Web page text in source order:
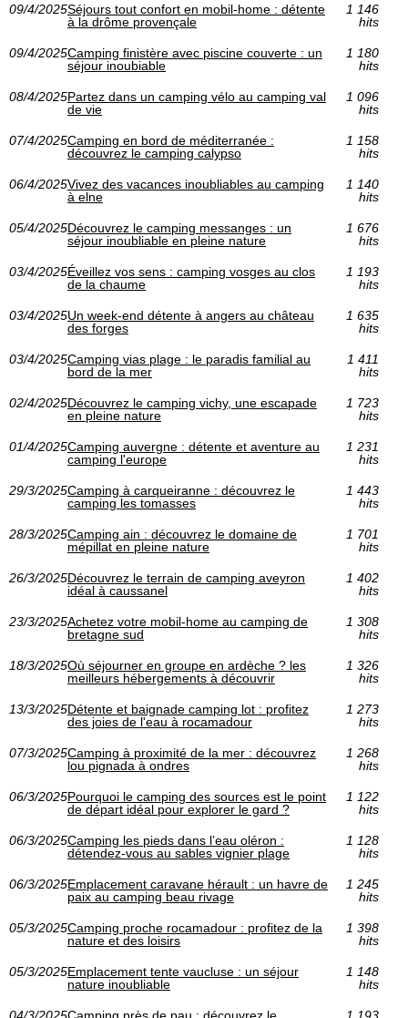
09/4/2025Séjours tout confort en mobil-home : détente
à la drôme provençale
1 146
hits
09/4/2025Camping finistère avec piscine couverte : un
séjour inoubiable
1 180
hits
08/4/2025Partez dans un camping vélo au camping val
de vie
1 096
hits
07/4/2025Camping en bord de méditerranée :
découvrez le camping calypso
1 158
hits
06/4/2025Vivez des vacances inoubliables au camping
à elne
1 140
hits
05/4/2025Découvrez le camping messanges : un
séjour inoubliable en pleine nature
1 676
hits
03/4/2025Éveillez vos sens : camping vosges au clos
de la chaume
1 193
hits
03/4/2025Un week-end détente à angers au château
des forges
1 635
hits
03/4/2025Camping vias plage : le paradis familial au
bord de la mer
1 411
hits
02/4/2025Découvrez le camping vichy, une escapade
en pleine nature
1 723
hits
01/4/2025Camping auvergne : détente et aventure au
camping l'europe
1 231
hits
29/3/2025Camping à carqueiranne : découvrez le
camping les tomasses
1 443
hits
28/3/2025Camping ain : découvrez le domaine de
mépillat en pleine nature
1 701
hits
26/3/2025Découvrez le terrain de camping aveyron
idéal à caussanel
1 402
hits
23/3/2025Achetez votre mobil-home au camping de
bretagne sud
1 308
hits
18/3/2025Où séjourner en groupe en ardèche ? les
meilleurs hébergements à découvrir
1 326
hits
13/3/2025Détente et baignade camping lot : profitez
des joies de l'eau à rocamadour
1 273
hits
07/3/2025Camping à proximité de la mer : découvrez
lou pignada à ondres
1 268
hits
06/3/2025Pourquoi le camping des sources est le point
de départ idéal pour explorer le gard ?
1 122
hits
06/3/2025Camping les pieds dans l’eau oléron :
détendez-vous au sables vignier plage
1 128
hits
06/3/2025Emplacement caravane hérault : un havre de
paix au camping beau rivage
1 245
hits
05/3/2025Camping proche rocamadour : profitez de la
nature et des loisirs
1 398
hits
05/3/2025Emplacement tente vaucluse : un séjour
nature inoubliable
1 148
hits